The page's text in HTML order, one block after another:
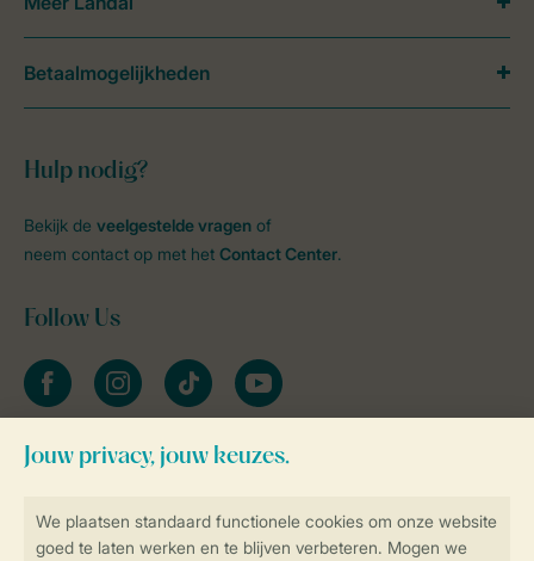
Hulp nodig?
Bekijk de veelgestelde vragen of
neem contact op met het Contact Center.
Follow Us
facebookinstagramtiktok youtube
Blijf op de hoogte
Betaalmogelijkheden